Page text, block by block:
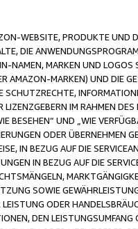
WEBSITE, PRODUKTE UND
DIE
NAMEN, MARKEN UND
AMAZON-MARKEN) UND DIE
SCHUTZRECHTE,
IM RAHMEN
BESEHEN“ UND „WIE
ODER ÜBERNEHMEN
IN BEZUG AUF DIE
IN BEZUG AUF DIE
SOWIE
ODER
DEN